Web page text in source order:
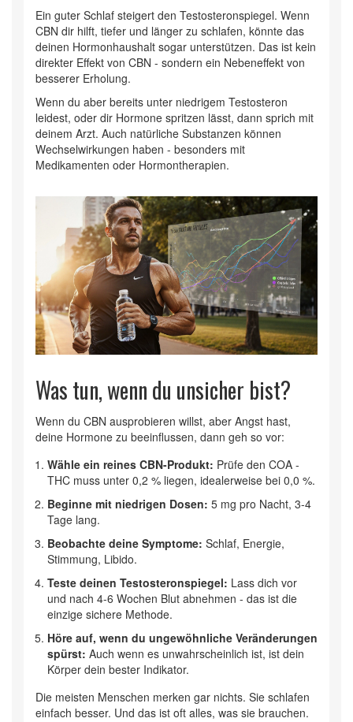
Ein guter Schlaf steigert den Testosteronspiegel. Wenn
CBN dir hilft, tiefer und länger zu schlafen, könnte das
deinen Hormonhaushalt sogar unterstützen. Das ist kein
direkter Effekt von CBN - sondern ein Nebeneffekt von
besserer Erholung.
Wenn du aber bereits unter niedrigem Testosteron
leidest, oder dir Hormone spritzen lässt, dann sprich mit
deinem Arzt. Auch natürliche Substanzen können
Wechselwirkungen haben - besonders mit
Medikamenten oder Hormontherapien.
Was tun, wenn du unsicher bist?
Wenn du CBN ausprobieren willst, aber Angst hast,
deine Hormone zu beeinflussen, dann geh so vor:
Wähle ein reines CBN-Produkt: Prüfe den COA -
THC muss unter 0,2 % liegen, idealerweise bei 0,0 %.
Beginne mit niedrigen Dosen: 5 mg pro Nacht, 3-4
Tage lang.
Beobachte deine Symptome: Schlaf, Energie,
Stimmung, Libido.
Teste deinen Testosteronspiegel: Lass dich vor
und nach 4-6 Wochen Blut abnehmen - das ist die
einzige sichere Methode.
Höre auf, wenn du ungewöhnliche Veränderungen
spürst: Auch wenn es unwahrscheinlich ist, ist dein
Körper dein bester Indikator.
Die meisten Menschen merken gar nichts. Sie schlafen
einfach besser. Und das ist oft alles, was sie brauchen.